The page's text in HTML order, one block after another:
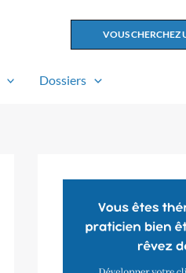
VOUS CHERCHEZ
Dossiers